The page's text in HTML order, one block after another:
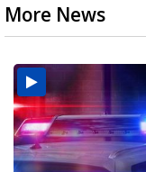
More News